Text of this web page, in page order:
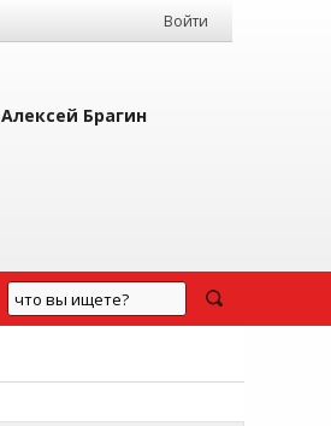
Войти
Алексей Брагин